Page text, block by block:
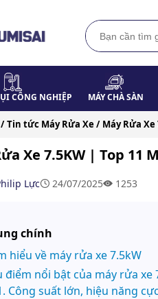
CÔNG NGHIỆP MÁY CHÀ SÀN
Tin tức Máy Rửa Xe / Máy Rửa
Xe 7.5KW | Top 11
Lực 24/07/2025 1253
chính
hiểu về máy rửa xe 7.5kW
điểm nổi bật của máy rửa xe
Công suất lớn, hiệu năng